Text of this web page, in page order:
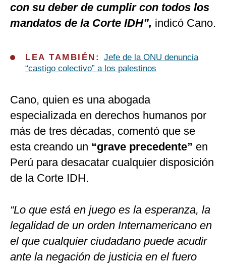
con su deber de cumplir con todos los
mandatos de la Corte IDH”, indicó Cano.
LEA TAMBIÉN: Jefe de la ONU denuncia
“castigo colectivo” a los palestinos
Cano, quien es una abogada
especializada en derechos humanos por
más de tres décadas, comentó que se
esta creando un “grave precedente” en
Perú para desacatar cualquier disposición
de la Corte IDH.
“Lo que está en juego es la esperanza, la
legalidad de un orden Internamericano en
el que cualquier ciudadano puede acudir
ante la negación de justicia en el fuero